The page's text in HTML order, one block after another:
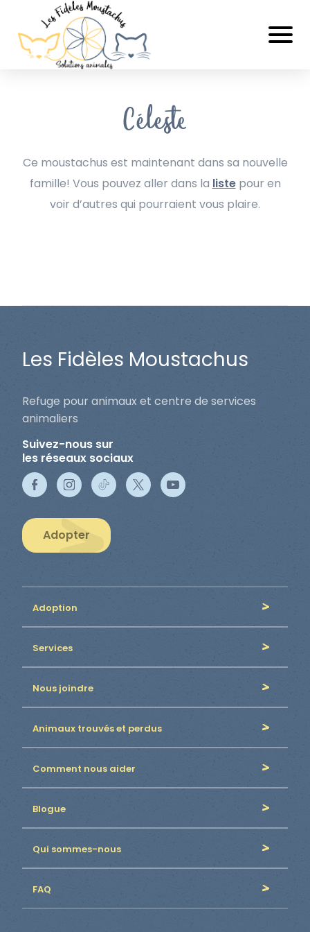
Céleste
Ce moustachus est maintenant dans sa nouvelle
famille! Vous pouvez aller dans la listepour en
voir d’autres qui pourraient vous plaire.
Les Fidèles Moustachus
Refuge pour animaux et centre de services
animaliers
Suivez-nous sur
les réseaux sociaux
Adopter
Adoption
Services
Nous joindre
Animaux trouvés et perdus
Comment nous aider
Blogue
Qui sommes-nous
FAQ